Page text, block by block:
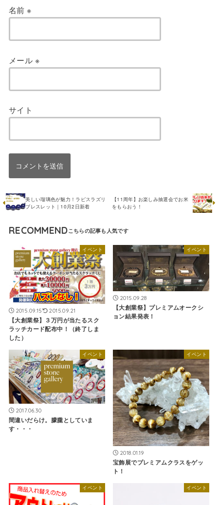
名前※
メール ※
サイト
美しい瑠璃色が魅力！ラピスラズリ
ブレスレット｜10月2日新着
【11周年】お楽しみ抽選会でお米
をもらおう！
RECOMMEND
イベント
2015.09.15 2015.09.21
【大創業祭】３万円が当たるスク
ラッチカード配布中！（終了しま
した）
イベント
2015.09.28
【大創業祭】プレミアムオークシ
ョン結果発表！
イベント
2017.06.30
間違いだらけ。朦朧としていま
す・・・
イベント
2018.01.19
宝飾展でプレミアムクラスをゲッ
ト！
イベント イベント